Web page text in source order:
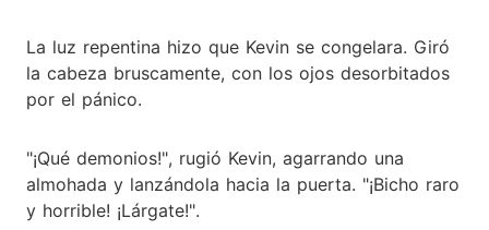
La luz repentina hizo que Kevin se congelara. Giró
la cabeza bruscamente, con los ojos desorbitados
por el pánico.
"¡Qué demonios!", rugió Kevin, agarrando una
almohada y lanzándola hacia la puerta. "¡Bicho raro
y horrible! ¡Lárgate!".